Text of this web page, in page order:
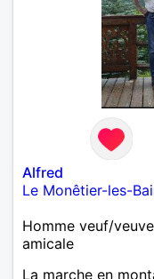
Alfred
Le Monêtier-les-
Homme veuf/
amicale
La marche en